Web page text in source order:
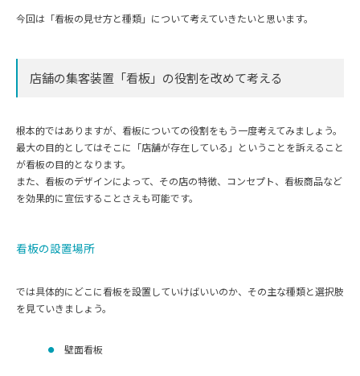
今回は「看板の見せ方と種類」について考えていきたいと思います。
店舗の集客装置「看板」の役割を改めて考える
根本的ではありますが、看板についての役割をもう一度考えてみましょう。
最大の目的としてはそこに「店舗が存在している」ということを訴えること
が看板の目的となります。
また、看板のデザインによって、その店の特徴、コンセプト、看板商品など
を効果的に宣伝することさえも可能です。
看板の設置場所
では具体的にどこに看板を設置していけばいいのか、その主な種類と選択肢
を見ていきましょう。
壁面看板